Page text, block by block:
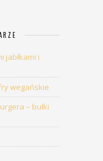
jabłkami i
wegańskie
– bułki